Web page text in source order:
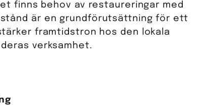
finns behov av restaureringar med
är en grundförutsättning för ett
framtidstron hos den lokala
verksamhet.